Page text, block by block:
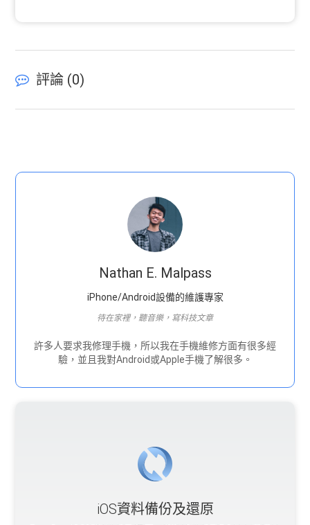
評論 (0)
Nathan E. Malpass
iPhone/Android設備的維護專家
待在家裡，聽音樂，寫科技文章
許多人要求我修理手機，所以我在手機維修方面有很多經
驗，並且我對Android或Apple手機了解很多。
iOS資料備份及還原